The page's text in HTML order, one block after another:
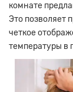
комнате
Это позволяет
четкое
температуры в